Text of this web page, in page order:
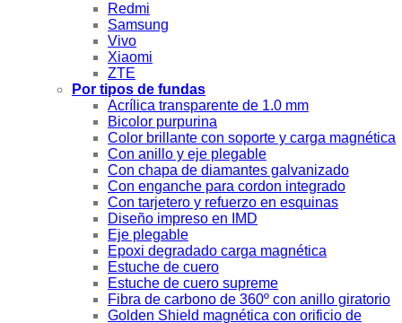
Redmi
Samsung
Vivo
Xiaomi
ZTE
Por tipos de fundas
Acrílica transparente de 1.0 mm
Bicolor purpurina
Color brillante con soporte y carga magnética
Con anillo y eje plegable
Con chapa de diamantes galvanizado
Con enganche para cordon integrado
Con tarjetero y refuerzo en esquinas
Diseño impreso en IMD
Eje plegable
Epoxi degradado carga magnética
Estuche de cuero
Estuche de cuero supreme
Fibra de carbono de 360º con anillo giratorio
Golden Shield magnética con orificio de